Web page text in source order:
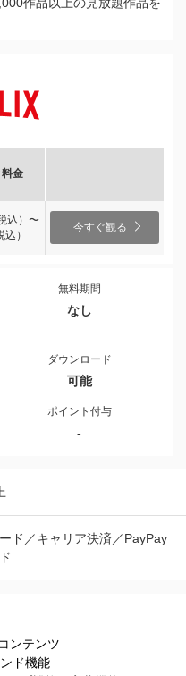
金
込）〜
）
今すぐ観る
無料期間
なし
ダウンロード
可能
ポイント付与
-
ド／キャリア決済／PayPay
ンテンツ
ド機能